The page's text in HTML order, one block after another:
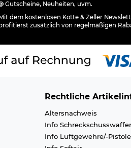
Gutscheine, Neuheiten, uvm.
Mit dem kostenlosen Kotte & Zeller
zusätzlich von regelmäßigen
Rechtliche
Altersnachweis
Info
Info Luftgewehre/-